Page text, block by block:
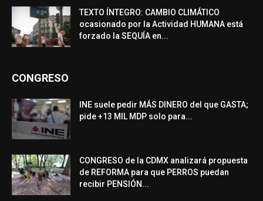
TEXTO ÍNTEGRO: CAMBIO CLIMÁTICO
ocasionado por la Actividad HUMANA está
forzado la SEQUÍA en...
CONGRESO
INE suele pedir MÁS DINERO del que GASTA;
pide +13 MIL MDP solo para...
CONGRESO de la CDMX analizará propuesta
de REFORMA para que PERROS puedan
recibir PENSIÓN...